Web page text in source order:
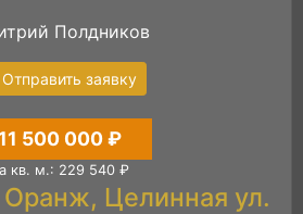
Полдников
Отправить заявку
500 000 ₽
кв. м.: 229 540 ₽
Целинная ул.